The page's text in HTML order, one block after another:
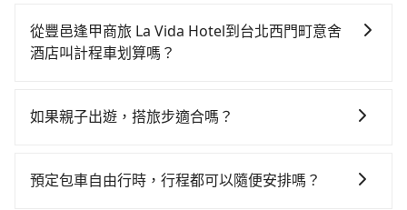
車程約17分鐘。抵達高鐵站後，步行進站、現場購票並
於月台排隊的時間約20分鐘，再乘坐43~69分鐘（平均
小黃後約花16分鐘、車費200元後，抵達台北西門町意
為870元。不過，台中市少部分小黃司機不按表收費，看
時不需要閉目養神（因為要自己開車），最重要的是你
當天就要來回，那在台中路邊可隨租隨借的iRent應該是
逢甲商旅 La Vida Hotel到台北西門町意舍酒店的花費預
的每小時40元路邊停車費用預估進去，但額外的汽車保
從豐邑逢甲商旅 La Vida Hotel到台北西門町意舍
酒店叫計程車划算嗎？
灣大車隊、Uber、Line Taxi、Yoxi等，如果在路邊攔不
行、大都會衛星計程車等叫車看看。依照里程跳錶計
如果親子出遊，搭旅步適合嗎？
椅及兒童用增高墊供您選購(租借300元/個)，讓您和孩子
預定包車自由行時，行程都可以隨便安排嗎？